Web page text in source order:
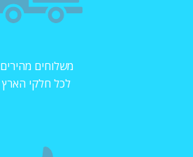
משלוחים מהירים
לכל חלקי הארץ